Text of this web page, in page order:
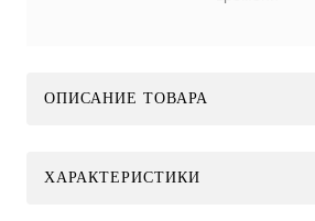
ОПИСАНИЕ ТОВАРА
ХАРАКТЕРИСТИКИ